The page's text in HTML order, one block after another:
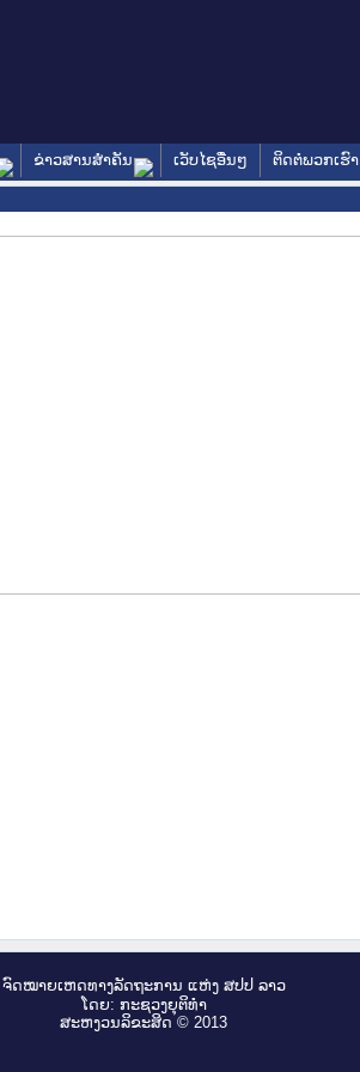
ຂ່າວສານສໍາຄັນ ເວັບໄຊອື່ນໆ ຕິດຕໍ່ພວກເຮົາ
ຈົດ​ໝາຍ​ເຫດ​ທາງ​ລັດ​ຖະ​ການ ແຫ່ງ ສ​ປ​ປ ລາວ
ໂດຍ: ກະ​ຊວງຍຸ​ຕິ​ທຳ
ສະ​ຫງວນ​ລິ​ຂະ​ສິດ © 2013